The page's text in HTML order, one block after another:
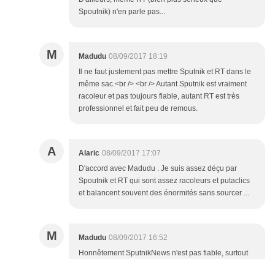
Spoutnik) n'en parle pas...
M Madudu 08/09/2017 18:19
Il ne faut justement pas mettre Sputnik et RT dans le
même sac.<br /> <br /> Autant Sputnik est vraiment
racoleur et pas toujours fiable, autant RT est très
professionnel et fait peu de remous.
A Alaric 08/09/2017 17:07
D'accord avec Madudu . Je suis assez déçu par
Spoutnik et RT qui sont assez racoleurs et putaclics
et balancent souvent des énormités sans sourcer ...
M Madudu 08/09/2017 16:52
Honnêtement SputnikNews n'est pas fiable, surtout